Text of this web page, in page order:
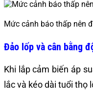
Mức cảnh báo thấp nên
Đảo lốp và cân bằng
Khi lắp cảm biến áp
lắc và kéo dài tuổi thọ